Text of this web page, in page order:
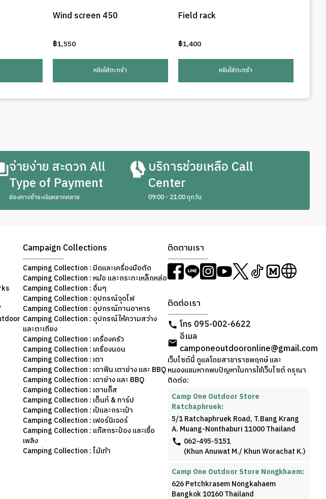
Wind screen 450
฿1,550
หยิบใส่ตะกร้า
Field rack
฿1,400
หยิบใส่ตะกร้า
จ่ายง่าย สะดวก All
Type of Payment
ช่องทางชำระเงินหลากหลาย
บริการช่วยเหลือ Call
Center
09:00 - 21:00 ทุกวัน
Campaign Collections
Camping Collection : มีดและเครื่องมือตัด
Camping Collection : หม้อ และกระทะเหล็กหล่อ
Camping Collection : อื่นๆ
Camping Collection : อุปกรณ์จุดไฟ
Camping Collection : อุปกรณ์ทานอาหาร
Camping Collection : อุปกรณ์ให้ความสว่าง
และตะเกียง
Camping Collection : เครื่องครัว
Camping Collection : เครื่องนอน
Camping Collection : เตา
Camping Collection : เตาฟืน เตาย่าง และ BBQ
Camping Collection : เตาย่าง และ BBQ
Camping Collection : เตาแก็ส
Camping Collection : เต็นท์ & ทาร์ป
Camping Collection : เป้และกระเป๋า
Camping Collection : เฟอร์นิเจอร์
Camping Collection : แก๊สกระป๋อง และเชื้อ
เพลิง
Camping Collection : ไม้เท้า
ติดตามเรา
ติดต่อเรา
โทร 095-002-6622
อีเมล
camponeoutdooronline@gmail.com
เว็บไซต์นี้ ดูแลโดยสาขาราชพฤกษ์ และ
หนองแขมหากพบปัญหาในการใช้เว็บไซต์ กรุณา
ติดต่อ:
Camp One Outdoor Store
Ratchaphruek:
5/1 Ratchaphruek Road, T.Bang Krang
A. Muang-Nonthaburi 11000 Thailand
062-495-5151
(Khun Anuwat M./ Khun Worachat K.)
Camp One Outdoor Store Nongkhaem:
626 Petchkrasem Nongkahaem
Bangkok 10160 Thailand